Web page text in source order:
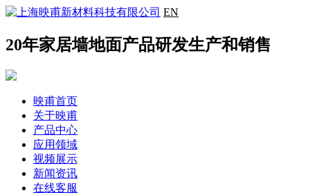
EN
20年家居墙地面产品研发生产和销售
映甫首页
关于映甫
产品中心
应用领域
视频展示
新闻资讯
在线客服